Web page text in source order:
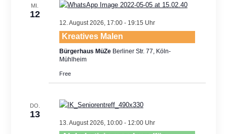
MI.
12
12. August 2026, 17:00- 19:15
Kreatives Malen
Bürgerhaus MüZe Berliner Str. 77, Köln-
Mühlheim
Free
DO.
13
13. August 2026, 10:00- 12:00